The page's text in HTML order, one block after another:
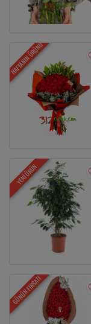
HAFTANIN ÜRÜNÜ
YENİ ÜRÜN
GÜNÜN FIRSATI